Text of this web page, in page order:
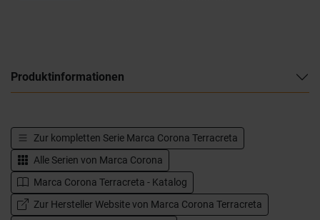
Produktinformationen
Zur kompletten Serie Marca Corona Terracreta
Alle Serien von Marca Corona
Marca Corona Terracreta - Katalog
Zur Hersteller Website von Marca Corona Terracreta